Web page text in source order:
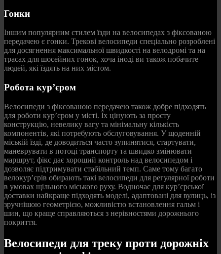
Гонки
Іншим популярним стилем їзди на велосипедах з фіксованою
передачею є гонки. Трекові велосипеди спеціально розроблені
для досягнення максимальної швидкості на велодромі та на
трасах для шосейних гонок, хоча іноді ви також побачите
людей, які їздять на них містом.
Робота кур’єром
Велосипеди з фіксованою передачею також добре підходять
для роботи кур’єром у місті. Їх цінують за просту
конструкцію, невелику вагу та мінімальну кількість
компонентів, які потребують обслуговування. У щоденній
міській їзді, де доводиться часто зупинятися, стартувати,
маневрувати в потоці транспорту та швидко змінювати
маршрут, фікс дає хороший контроль над велосипедом і
дозволяє підтримувати стабільний темп. Саме тому багато
велокур’єрів обирають такі велосипеди для регулярної роботи
в умовах щільного міського руху. Водночас для кур’єрської
доставки найкраще підходять моделі, адаптовані для вулиць, із
зручнішою геометрією, можливістю встановлення гальм і
шин, що краще справляються з нерівностями дорожнього
покриття.
Велосипеди для треку проти дорожніх